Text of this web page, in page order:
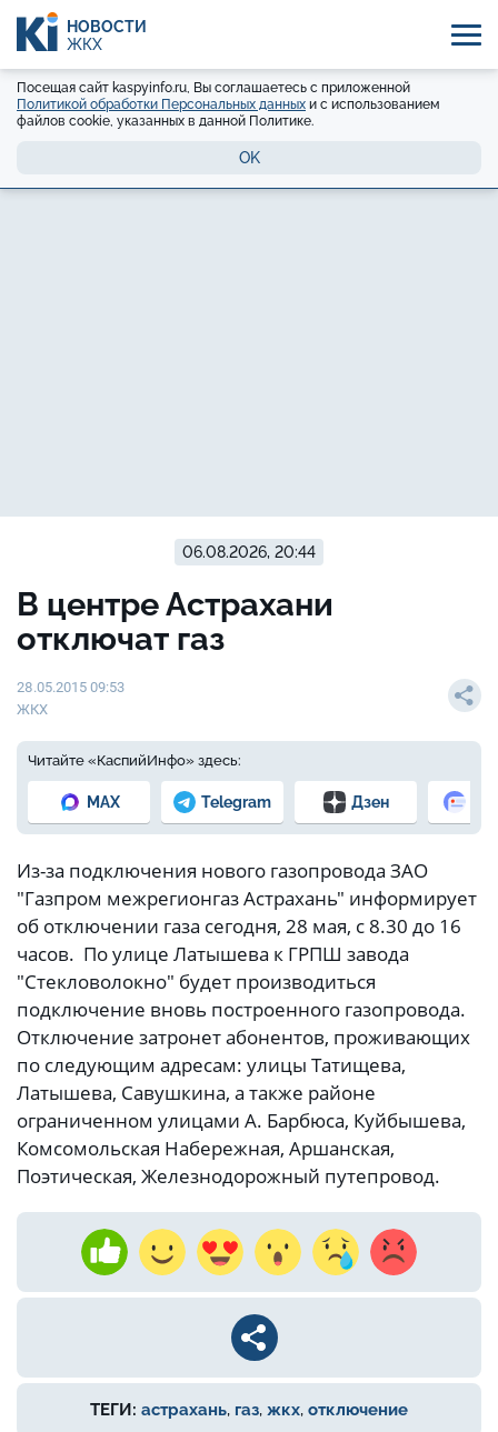
НОВОСТИ
ЖКХ
Посещая сайт kaspyinfo.ru, Вы соглашаетесь с приложенной
Политикой обработки Персональных данных и с использованием
файлов cookie, указанных в данной Политике.
OK
06.08.2026, 20:44
В центре Астрахани
отключат газ
28.05.2015 09:53
ЖКХ
Читайте «КаспийИнфо» здесь:
MAX Telegram Дзен
Из-за подключения нового газопровода ЗАО
"Газпром межрегионгаз Астрахань" информирует
об отключении газа сегодня, 28 мая, с 8.30 до 16
часов. По улице Латышева к ГРПШ завода
"Стекловолокно" будет производиться
подключение вновь построенного газопровода.
Отключение затронет абонентов, проживающих
по следующим адресам: улицы Татищева,
Латышева, Савушкина, а также районе
ограниченном улицами А. Барбюса, Куйбышева,
Комсомольская Набережная, Аршанская,
Поэтическая, Железнодорожный путепровод.
ТЕГИ: астрахань, газ, жкх, отключение